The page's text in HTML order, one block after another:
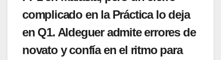
complicado en la Práctica lo deja
en Q1. Aldeguer admite errores de
novato y confía en el ritmo para